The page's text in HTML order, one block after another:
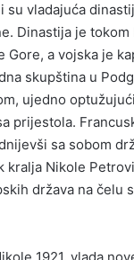
su vladajuća
Dinastija je
Gore, a vojska je
skupština u
ujedno
prijestola.
sa sobom
kralja Nikole
država na čelu